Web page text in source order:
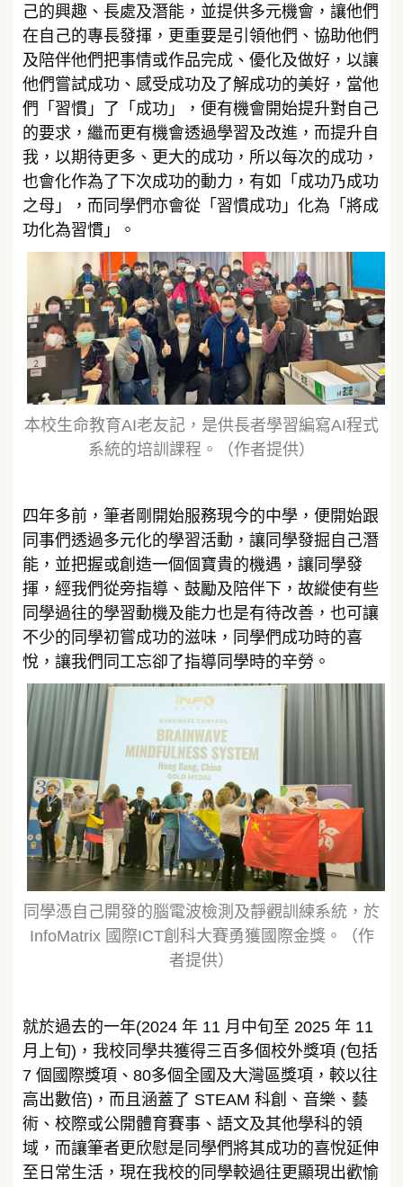
己的興趣、長處及潛能，並提供多元機會，讓他們
在自己的專長發揮，更重要是引領他們、協助他們
及陪伴他們把事情或作品完成、優化及做好，以讓
他們嘗試成功、感受成功及了解成功的美好，當他
們「習慣」了「成功」，便有機會開始提升對自己
的要求，繼而更有機會透過學習及改進，而提升自
我，以期待更多、更大的成功，所以每次的成功，
也會化作為了下次成功的動力，有如「成功乃成功
之母」，而同學們亦會從「習慣成功」化為「將成
功化為習慣」。
本校生命教育AI老友記，是供長者學習編寫AI程式
系統的培訓課程。（作者提供）
四年多前，筆者剛開始服務現今的中學，便開始跟
同事們透過多元化的學習活動，讓同學發掘自己潛
能，並把握或創造一個個寶貴的機遇，讓同學發
揮，經我們從旁指導、鼓勵及陪伴下，故縱使有些
同學過往的學習動機及能力也是有待改善，也可讓
不少的同學初嘗成功的滋味，同學們成功時的喜
悅，讓我們同工忘卻了指導同學時的辛勞。
同學憑自己開發的腦電波檢測及靜觀訓練系統，於
InfoMatrix 國際ICT創科大賽勇獲國際金獎。（作
者提供）
就於過去的一年(2024 年 11 月中旬至 2025 年 11
月上旬)，我校同學共獲得三百多個校外獎項 (包括
7 個國際獎項、80多個全國及大灣區獎項，較以往
高出數倍)，而且涵蓋了 STEAM 科創、音樂、藝
術、校際或公開體育賽事、語文及其他學科的領
域，而讓筆者更欣慰是同學們將其成功的喜悅延伸
至日常生活，現在我校的同學較過往更顯現出歡愉